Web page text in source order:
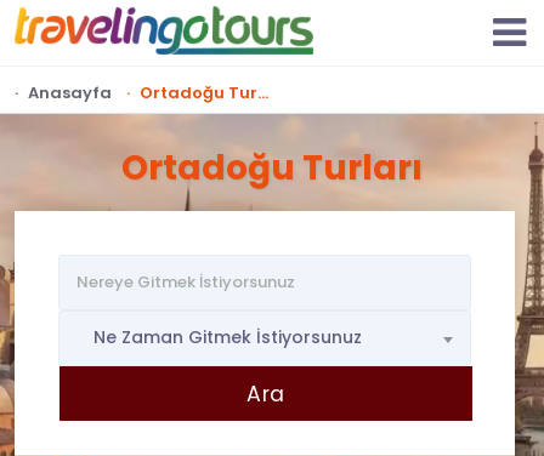
Anasayfa Ortadoğu Turları
Ortadoğu Turları
Ne Zaman Gitmek İstiyorsunuz